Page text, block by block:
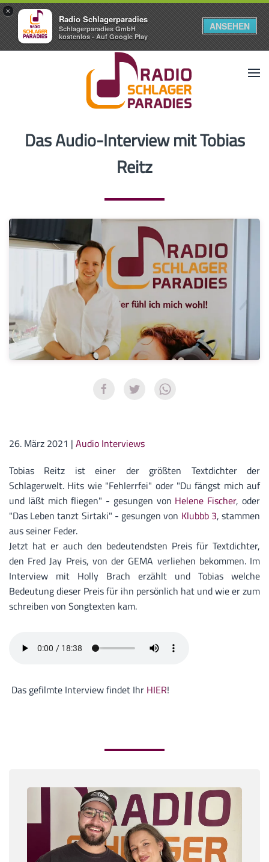
×
Radio Schlagerparadies
Schlagerparadies GmbH
kostenlos - Auf Google Play
ANSEHEN
Das Audio-Interview mit Tobias
Reitz
26. März 2021 | Audio Interviews
Tobias Reitz ist einer der größten Textdichter der
Schlagerwelt. Hits wie "Fehlerrfei" oder "Du fängst mich auf
und läßt mich fliegen" - gesungen von Helene Fischer, oder
"Das Leben tanzt Sirtaki" - gesungen von Klubbb 3, stammen
aus seiner Feder.
Jetzt hat er auch den bedeutendsten Preis für Textdichter,
den Fred Jay Preis, von der GEMA verliehen bekommen. Im
Interview mit Holly Brach erzählt und Tobias welche
Bedeutung dieser Preis für ihn persönlich hat und wie er zum
schreiben von Songtexten kam.
Das gefilmte Interview findet Ihr HIER!